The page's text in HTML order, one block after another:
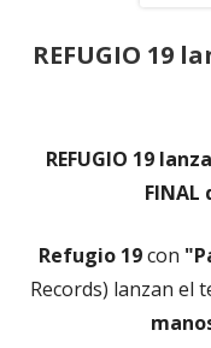
REFUGIO 19
REFUGIO 19
FINAL
Refugio 19con
Records) lanzan el